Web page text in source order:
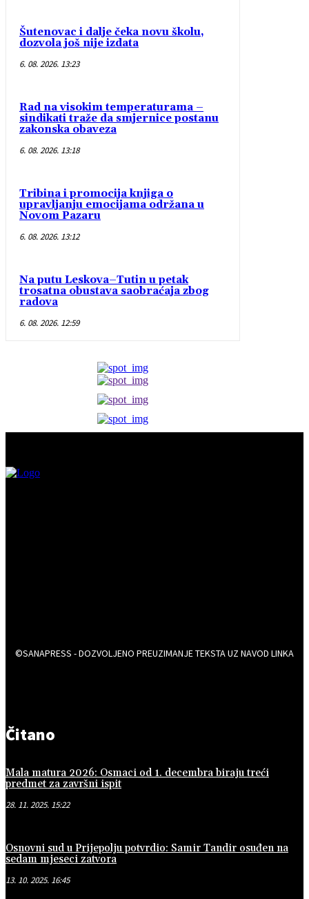
Šutenovac i dalje čeka novu školu,
dozvola još nije izdata
6. 08. 2026. 13:23
Rad na visokim temperaturama –
sindikati traže da smjernice postanu
zakonska obaveza
6. 08. 2026. 13:18
Tribina i promocija knjiga o
upravljanju emocijama održana u
Novom Pazaru
6. 08. 2026. 13:12
Na putu Leskova–Tutin u petak
trosatna obustava saobraćaja zbog
radova
6. 08. 2026. 12:59
©SANAPRESS - DOZVOLJENO PREUZIMANJE TEKSTA UZ NAVOD LINKA
Čitano
Mala matura 2026: Osmaci od 1. decembra biraju treći
predmet za završni ispit
28. 11. 2025. 15:22
Osnovni sud u Prijepolju potvrdio: Samir Tandir osuđen na
sedam mjeseci zatvora
13. 10. 2025. 16:45